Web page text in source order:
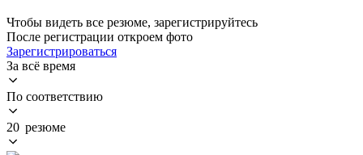
Чтобы видеть все резюме, зарегистрируйтесь
После регистрации откроем фото
Зарегистрироваться
За всё время
По соответствию
20 резюме